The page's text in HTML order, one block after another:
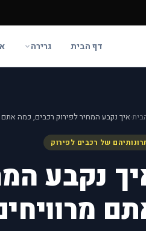
דף הבית גרירה
›איך נקבע המחיר לפירוק רכבים, כמה אתם
של רכבים לפירוק
נקבע